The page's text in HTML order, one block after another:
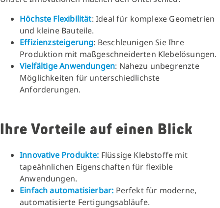
Höchste Flexibilität: Ideal für komplexe Geometrien
und kleine Bauteile.
Effizienzsteigerung: Beschleunigen Sie Ihre
Produktion mit maßgeschneiderten Klebelösungen.
Vielfältige Anwendungen: Nahezu unbegrenzte
Möglichkeiten für unterschiedlichste
Anforderungen.
Ihre Vorteile auf einen Blick
Innovative Produkte: Flüssige Klebstoffe mit
tapeähnlichen Eigenschaften für flexible
Anwendungen.
Einfach automatisierbar: Perfekt für moderne,
automatisierte Fertigungsabläufe.